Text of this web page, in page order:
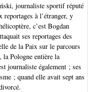
journaliste sportif réputé
à l’étranger, y
c’est Bogdan
ses reportages des
de la Paix sur le parcours
Pologne entière la
journaliste également ; ses
; quand elle avait sept ans